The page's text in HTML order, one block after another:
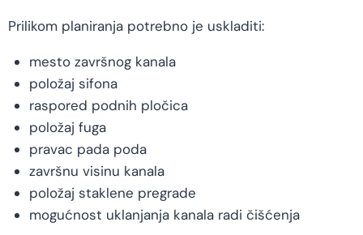
Prilikom planiranja potrebno je uskladiti:
mesto završnog kanala
položaj sifona
raspored podnih pločica
položaj fuga
pravac pada poda
završnu visinu kanala
položaj staklene pregrade
mogućnost uklanjanja kanala radi čišćenja